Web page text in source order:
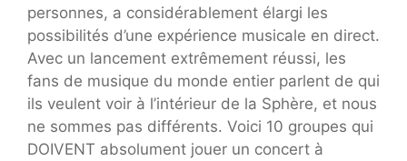
personnes, a considérablement élargi les
possibilités d’une expérience musicale en direct.
Avec un lancement extrêmement réussi, les
fans de musique du monde entier parlent de qui
ils veulent voir à l’intérieur de la Sphère, et nous
ne sommes pas différents. Voici 10 groupes qui
DOIVENT absolument jouer un concert à